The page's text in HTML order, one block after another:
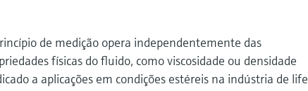
de medição opera independentemente das
físicas do fluido, como viscosidade ou densidade
a aplicações em condições estéreis na indústria de life